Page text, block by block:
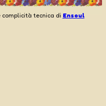
complicità tecnica di Ensoul